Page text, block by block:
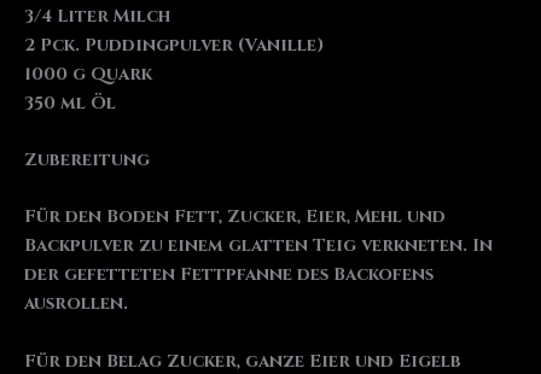
3/4 Liter Milch
2 Pck. Puddingpulver (Vanille)
1000 g Quark
350 ml Öl
Zubereitung
Für den Boden Fett, Zucker, Eier, Mehl und
Backpulver zu einem glatten Teig verkneten. In
der gefetteten Fettpfanne des Backofens
ausrollen.
Für den Belag Zucker, ganze Eier und Eigelb